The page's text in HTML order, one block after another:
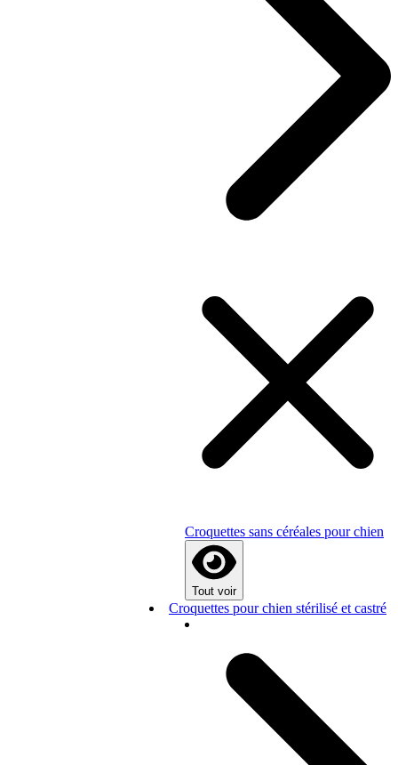
Croquettes sans céréales pour chien
Tout voir
Croquettes pour chien stérilisé et castré